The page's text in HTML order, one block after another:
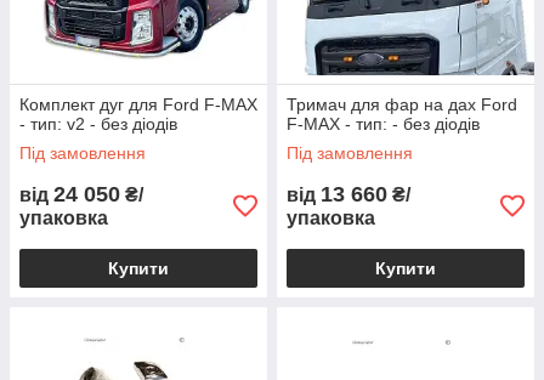
Комплект дуг для Ford F-MAX
- тип: v2 - без діодів
Під замовлення
від 24 050 ₴/
упаковка
Купити
Тримач для фар на дах Ford
F-MAX - тип: - без діодів
Під замовлення
від 13 660 ₴/
упаковка
Купити